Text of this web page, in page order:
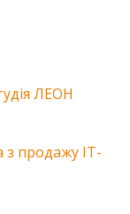
ЛЕОН
з продажу ІТ-